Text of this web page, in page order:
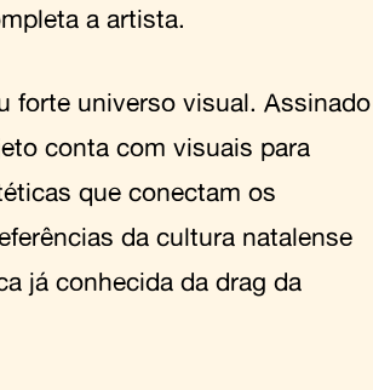
a artista.
forte universo visual. Assinado
conta com visuais para
que conectam os
da cultura natalense
já conhecida da drag da